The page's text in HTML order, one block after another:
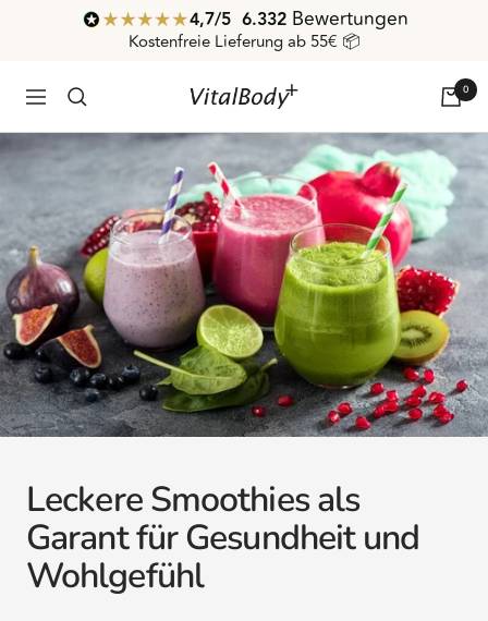
4,7/ 5 6.332 Bewertungen
Kostenfreie Lieferung ab 55€ 📦
Navigation VitalBodyPLUS.de 0
Leckere Smoothies als
Garant für Gesundheit und
Wohlgefühl